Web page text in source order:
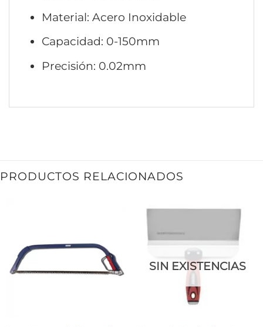
Material: Acero Inoxidable
Capacidad: 0-150mm
Precisión: 0.02mm
PRODUCTOS RELACIONADOS
SIN EXISTENCIAS